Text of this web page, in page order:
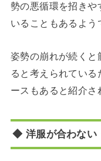
勢の悪循環を招きや
いることもあるよう
姿勢の崩れが続くと
ると考えられてい
ースもあると紹介さ
◆ 洋服が合わない